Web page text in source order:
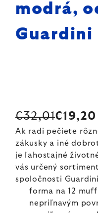
modrá,
Guardini
€32,01€19,20
Ak radi pečiete
zákusky a iné
je ľahostajné
vás určený
spoločnosti
forma na 12
nepriľnavým